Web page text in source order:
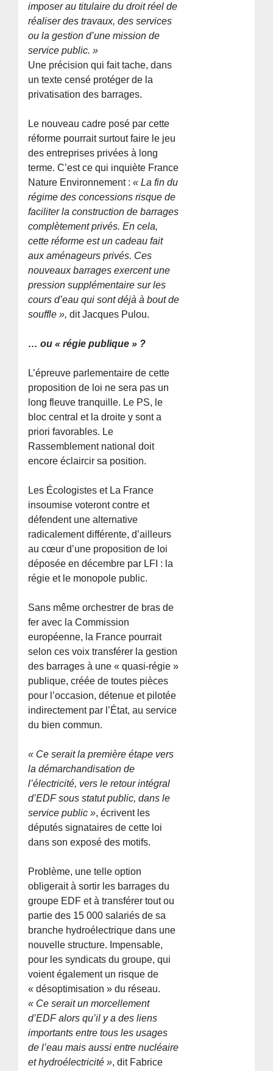
imposer au titulaire du droit réel de
réaliser des travaux, des services
ou la gestion d’une mission de
service public. »
Une précision qui fait tache, dans
un texte censé protéger de la
privatisation des barrages.
Le nouveau cadre posé par cette
réforme pourrait surtout faire le jeu
des entreprises privées à long
terme. C’est ce qui inquiète France
Nature Environnement :« La fin du
régime des concessions risque de
faciliter la construction de barrages
complètement privés. En cela,
cette réforme est un cadeau fait
aux aménageurs privés. Ces
nouveaux barrages exercent une
pression supplémentaire sur les
cours d’eau qui sont déjà à bout de
souffle », dit Jacques Pulou.
… ou « régie publique » ?
L’épreuve parlementaire de cette
proposition de loi ne sera pas un
long fleuve tranquille. Le PS, le
bloc central et la droite y sont a
priori favorables. Le
Rassemblement national doit
encore éclaircir sa position.
Les Écologistes et La France
insoumise voteront contre et
défendent une alternative
radicalement différente, d’ailleurs
au cœur d’une proposition de loi
déposée en décembre par LFI : la
régie et le monopole public.
Sans même orchestrer de bras de
fer avec la Commission
européenne, la France pourrait
selon ces voix transférer la gestion
des barrages à une « quasi-régie »
publique, créée de toutes pièces
pour l’occasion, détenue et pilotée
indirectement par l’État, au service
du bien commun.
« Ce serait la première étape vers
la démarchandisation de
l’électricité, vers le retour intégral
d’EDF sous statut public, dans le
service public », écrivent les
députés signataires de cette loi
dans son exposé des motifs.
Problème, une telle option
obligerait à sortir les barrages du
groupe EDF et à transférer tout ou
partie des 15 000 salariés de sa
branche hydroélectrique dans une
nouvelle structure. Impensable,
pour les syndicats du groupe, qui
voient également un risque de
« désoptimisation » du réseau.
« Ce serait un morcellement
d’EDF alors qu’il y a des liens
importants entre tous les usages
de l’eau mais aussi entre nucléaire
et hydroélectricité », dit Fabrice